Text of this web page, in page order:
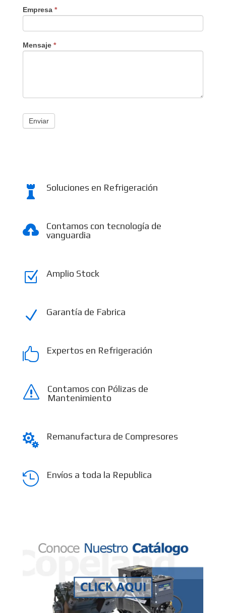
Empresa *
Mensaje *
Enviar
 Soluciones en Refrigeración

Contamos con tecnología de
vanguardia
Z Amplio Stock
N Garantía de Fabrica
 Expertos en Refrigeración
s
Contamos con Pólizas de
Mantenimiento
 Remanufactura de Compresores
 Envíos a toda la Republica